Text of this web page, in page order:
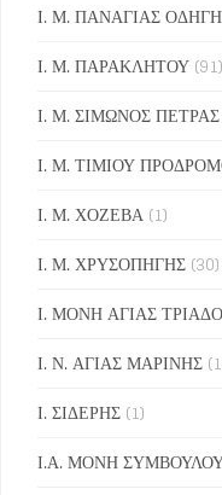
Ι. Μ. ΠΑΝΑΓΙΑΣ
Ι. Μ. ΠΑΡΑΚΛΗΤΟΥ (91)
Ι. Μ. ΣΙΜΩΝΟΣ ΠΕΤΡΑΣ
Ι. Μ. ΤΙΜΙΟΥ
Ι. Μ. ΧΟΖΕΒΑ (1)
Ι. Μ. ΧΡΥΣΟΠΗΓΗΣ (30)
Ι. ΜΟΝΗ ΑΓΙΑΣ
Ι. Ν. ΑΓΙΑΣ ΜΑΡΙΝΗΣ
Ι. ΣΙΔΕΡΗΣ (1)
Ι.Α. ΜΟΝΗ